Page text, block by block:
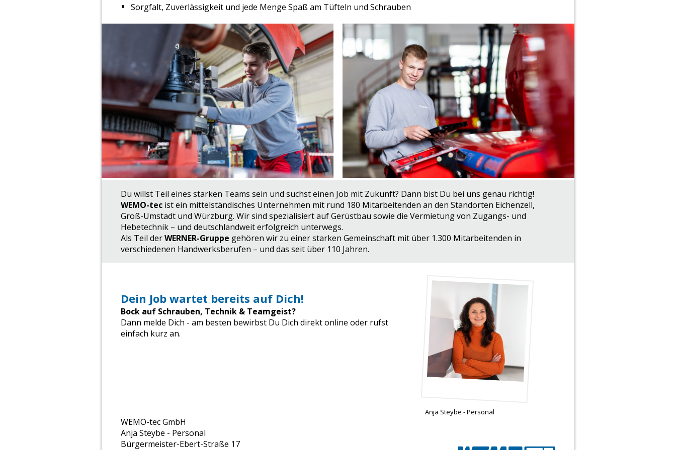
Sorgfalt, Zuverlässigkeit und jede Menge Spaß am Tüfteln und Schrauben
Du willst Teil eines starken Teams sein und suchst einen Job mit Zukunft? Dann bist Du bei uns genau richtig!
WEMO-tecist ein mittelständisches Unternehmen mit rund 180 Mitarbeitenden an den Standorten Eichenzell,
Groß-Umstadt und Würzburg. Wir sind spezialisiert auf Gerüstbau sowie die Vermietung von Zugangs- und
Hebetechnik – und deutschlandweit erfolgreich unterwegs.
Als Teil derWERNER-Gruppe gehören wir zu einer starken Gemeinschaft mit über 1.300 Mitarbeitenden in
verschiedenen Handwerksberufen – und das seit über 110 Jahren.
Dein Job wartet bereits auf Dich!
Bock auf Schrauben, Technik & Teamgeist?
Dann melde Dich - am besten bewirbst Du Dich direkt online oder rufst
einfach kurz an.
Anja Steybe - Personal
WEMO-tec GmbH
Anja Steybe - Personal
Bürgermeister-Ebert-Straße 17